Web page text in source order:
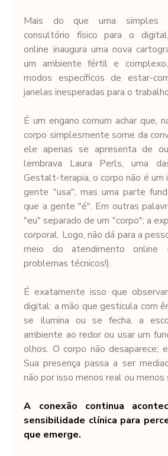
Mais do que uma simples
consultório físico para o
online inaugura uma nova
um ambiente fértil e
modos específicos de estar-
janelas inesperadas para o
É um engano comum achar que,
corpo simplesmente some da
ele apenas se apresenta de
lembrava Laura Perls, uma
Gestalt-terapia, o corpo não é um
gente "usa", mas uma parte
que a gente "é". Em outras
"eu" separado de um "corpo"; a
corporal. Logo, não dá para a
meio do atendimento
problemas técnicos!).
É exatamente isso que
digital: a mão que gesticula com
se ilumina ou se fecha, a
ambiente ao redor ou usar um
olhos. O corpo não desaparece;
Sua presença passa a ser
não por isso menos real ou menos
A conexão continua
sensibilidade clínica para
que emerge.